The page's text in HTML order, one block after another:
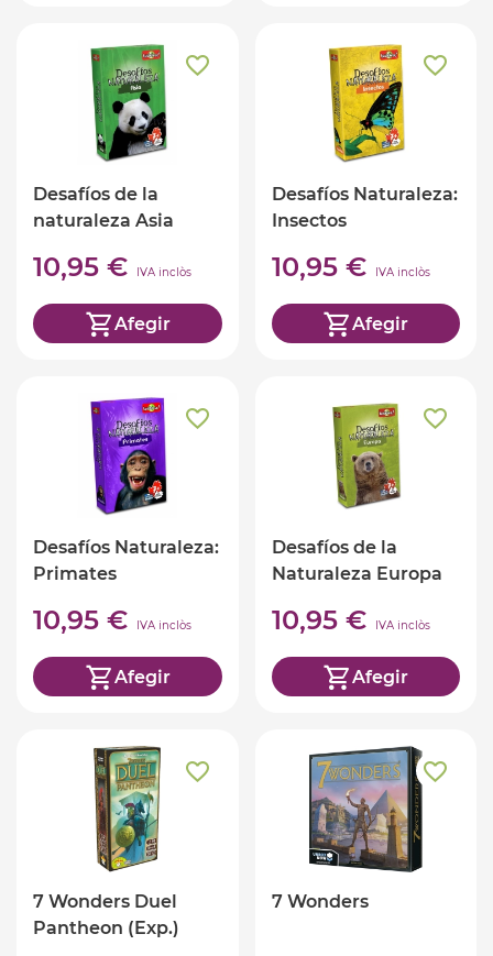
Desafíos de la
naturaleza Asia
10,95 € IVA inclòs
Afegir
Desafíos Naturaleza:
Insectos
10,95 € IVA inclòs
Afegir
Desafíos Naturaleza:
Primates
10,95 € IVA inclòs
Afegir
Desafíos de la
Naturaleza Europa
10,95 € IVA inclòs
Afegir
7 Wonders Duel
Pantheon (Exp.)
7 Wonders